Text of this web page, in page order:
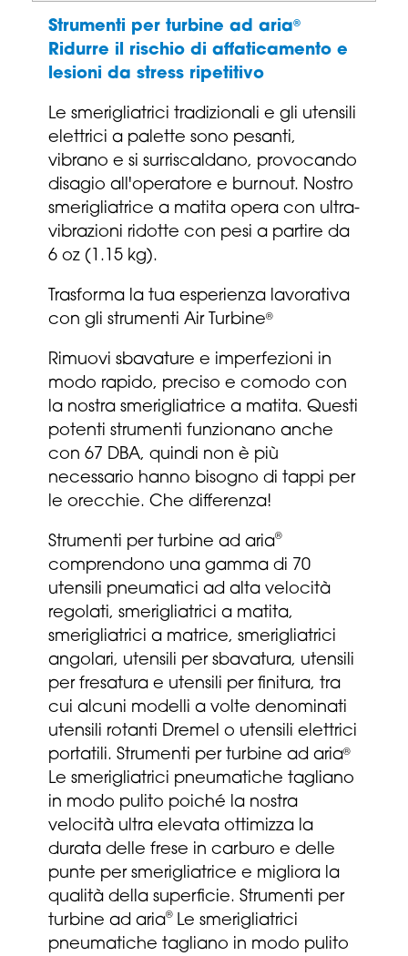
Strumenti per turbine ad aria®
Ridurre il rischio di affaticamento e
lesioni da stress ripetitivo
Le smerigliatrici tradizionali e gli utensili
elettrici a palette sono pesanti,
vibrano e si surriscaldano, provocando
disagio all'operatore e burnout. Nostro
smerigliatrice a matitaopera con ultra-
vibrazioni ridotte con pesi a partire da
6 oz (1.15 kg).
Trasforma la tua esperienza lavorativa
con gli strumenti Air Turbine®
Rimuovi sbavature e imperfezioni in
modo rapido, preciso e comodo con
la nostra smerigliatrice a matita. Questi
potenti strumenti funzionano anche
con 67 DBA, quindi non è più
necessario hanno bisogno di tappi per
le orecchie. Che differenza!
Strumenti per turbine ad aria®
comprendono una gamma di 70
utensili pneumatici ad alta velocità
regolati, smerigliatrici a matita,
smerigliatrici a matrice, smerigliatrici
angolari, utensili per sbavatura, utensili
per fresatura e utensili per finitura, tra
cui alcuni modelli a volte denominati
utensili rotanti Dremel o utensili elettrici
portatili. Strumenti per turbine ad aria®
Le smerigliatrici pneumatiche tagliano
in modo pulito poiché la nostra
velocità ultra elevata ottimizza la
durata delle frese in carburo e delle
punte per smerigliatrice e migliora la
qualità della superficie. Strumenti per
turbine ad aria®Le smerigliatrici
pneumatiche tagliano in modo pulito